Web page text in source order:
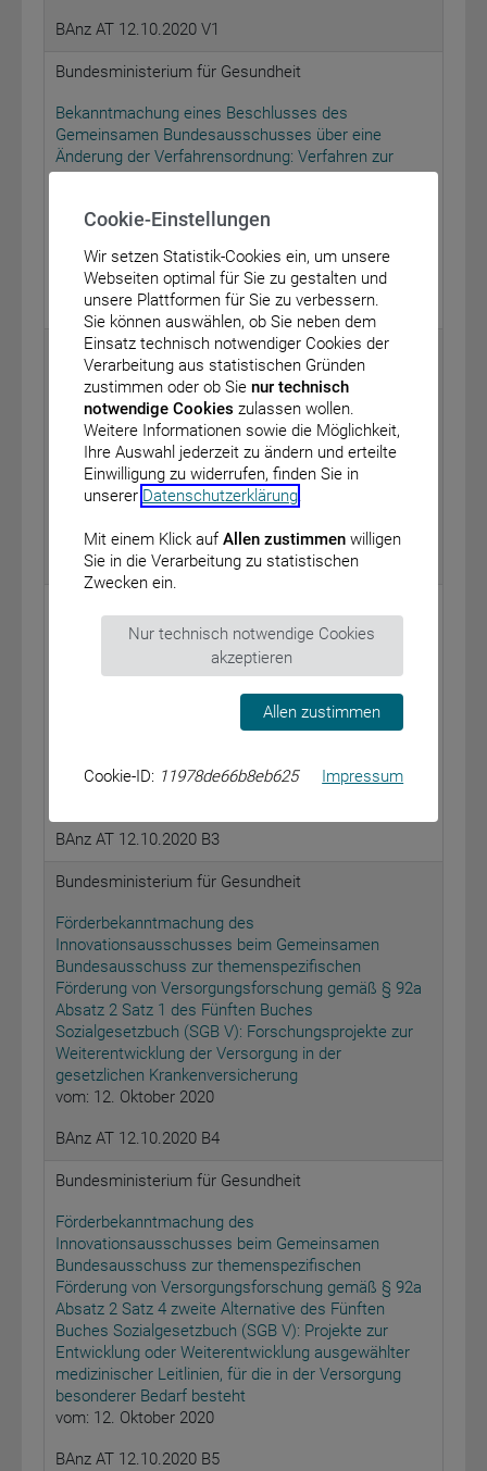
BAnz AT 12.10.2020 V1
Bundesministerium für Gesundheit
Bekanntmachung eines Beschlusses des
Gemeinsamen Bundesausschusses über eine
Änderung der Verfahrensordnung: Verfahren zur
Erprobung von Untersuchungs- und
des § 137e des Fünften Buches Sozialgesetzbuch
vom: 17. Oktober 2019
BAnz AT 12.10.2020 B1
Bundesministerium für Gesundheit
Bekanntmachung eines Beschlusses des
Gemeinsamen Bundesausschusses über eine
Änderung der Verfahrensordnung: Umsetzung der
Änderungen des § 137h des Fünften Buches
Sozialgesetzbuch (SGB V) durch das Terminservice-
und Versorgungsgesetz (TSVG)
BAnz AT 12.10.2020 B2
Förderbekanntmachung des
Innovationsausschusses beim Gemeinsamen
Bundesausschuss zur themenoffenen Förderung von
Versorgungsforschung gemäß § 92a Absatz 2 Satz 1
des Fünften Buches Sozialgesetzbuch (SGB V):
Versorgung in der gesetzlichen Krankenversicherung
BAnz AT 12.10.2020 B3
Bundesministerium für Gesundheit
Förderbekanntmachung des
Innovationsausschusses beim Gemeinsamen
Bundesausschuss zur themenspezifischen
Förderung von Versorgungsforschung gemäß § 92a
Absatz 2 Satz 1 des Fünften Buches
Sozialgesetzbuch (SGB V): Forschungsprojekte zur
Weiterentwicklung der Versorgung in der
gesetzlichen Krankenversicherung
vom: 12. Oktober 2020
BAnz AT 12.10.2020 B4
Bundesministerium für Gesundheit
Förderbekanntmachung des
Innovationsausschusses beim Gemeinsamen
Bundesausschuss zur themenspezifischen
Förderung von Versorgungsforschung gemäß § 92a
Absatz 2 Satz 4 zweite Alternative des Fünften
Buches Sozialgesetzbuch (SGB V): Projekte zur
Entwicklung oder Weiterentwicklung ausgewählter
medizinischer Leitlinien, für die in der Versorgung
besonderer Bedarf besteht
vom: 12. Oktober 2020
BAnz AT 12.10.2020 B5
Cookie-Einstellungen
Wir setzen Statistik-Cookies ein, um unsere
Webseiten optimal für Sie zu gestalten und
unsere Plattformen für Sie zu verbessern.
Sie können auswählen, ob Sie neben dem
Einsatz technisch notwendiger Cookies der
Verarbeitung aus statistischen Gründen
zustimmen oder ob Sie nur technisch
notwendige Cookies zulassen wollen.
Weitere Informationen sowie die Möglichkeit,
Ihre Auswahl jederzeit zu ändern und erteilte
Einwilligung zu widerrufen, finden Sie in
unserer Datenschutzerklärung.
Mit einem Klick auf Allen zustimmenwilligen
Sie in die Verarbeitung zu statistischen
Zwecken ein.
Nur technisch notwendige Cookies
akzeptieren
Allen zustimmen
Cookie-ID: 11978de66b8eb625 Impressum